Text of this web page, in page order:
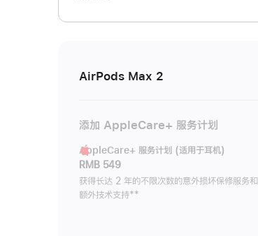
AirPods Max 2
添加 AppleCare+ 服务计划
AppleCare+ 服务计划 (适用于耳机)
RMB 549
获得长达 2 年的不限次数的意外损坏保修服务和
额外技术支持脚
**